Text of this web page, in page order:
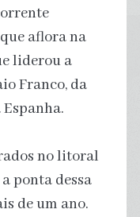
aflora na
liderou a
Franco, da
no litoral
ponta dessa
de um ano.